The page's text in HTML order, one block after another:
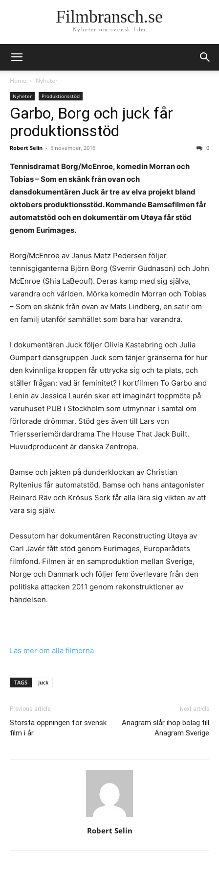
Filmbransch.se
Nyheter om svensk film
Home Nyheter
Nyheter Produktionsstöd
Garbo, Borg och juck får
produktionsstöd
Robert Selin - 5 november, 2016 0
Tennisdramat Borg/McEnroe, komedin Morran och
Tobias – Som en skänk från ovan och
dansdokumentären Juck är tre av elva projekt bland
oktobers produktionsstöd. Kommande Bamsefilmen får
automatstöd och en dokumentär om Utøya får stöd
genom Eurimages.
Borg/McEnroe av Janus Metz Pedersen följer
tennisgiganterna Björn Borg (Sverrir Gudnason) och John
McEnroe (Shia LaBeouf). Deras kamp med sig själva,
varandra och världen. Mörka komedin Morran och Tobias
– Som en skänk från ovan av Mats Lindberg, en satir om
en familj utanför samhället som bara har varandra.
I dokumentären Juck följer Olivia Kastebring och Julia
Gumpert dansgruppen Juck som tänjer gränserna för hur
den kvinnliga kroppen får uttrycka sig och ta plats, och
ställer frågan: vad är feminitet? I kortfilmen To Garbo and
Lenin av Jessica Laurén sker ett imaginärt toppmöte på
varuhuset PUB i Stockholm som utmynnar i samtal om
förlorade drömmar. Stöd ges även till Lars von
Triersseriemördardrama The House That Jack Built.
Huvudproducent är danska Zentropa.
Bamse och jakten på dunderklockan av Christian
Ryltenius får automatstöd. Bamse och hans antagonister
Reinard Räv och Krösus Sork får alla lära sig vikten av att
vara sig själv.
Dessutom har dokumentären Reconstructing Utøya av
Carl Javér fått stöd genom Eurimages, Europarådets
filmfond. Filmen är en samproduktion mellan Sverige,
Norge och Danmark och följer fem överlevare från den
politiska attacken 2011 genom rekonstruktioner av
händelsen.
Läs mer om alla filmerna
TAGS Juck
Previous article
Största öppningen för svensk
film i år
Next article
Anagram slår ihop bolag till
Anagram Sverige
Robert Selin